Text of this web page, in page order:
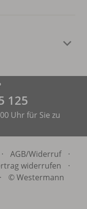
125
Uhr für Sie zu
· AGB/Widerruf
·
widerrufen
·
· © Westermann